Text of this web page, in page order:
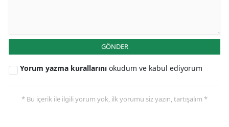
GÖNDER
Yorum yazma kurallarını okudum ve kabul ediyorum
* Bu içerik ile ilgili yorum yok, ilk yorumu siz yazın, tartışalım *